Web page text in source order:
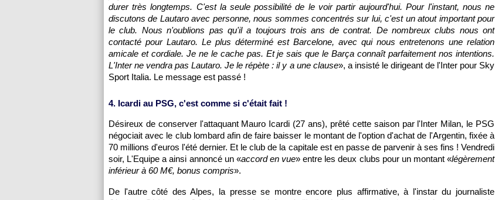
durer très longtemps. C'est la seule possibilité de le voir partir aujourd'hui. Pour l'instant, nous ne
discutons de Lautaro avec personne, nous sommes concentrés sur lui, c'est un atout important pour
le club. Nous n'oublions pas qu'il a toujours trois ans de contrat. De nombreux clubs nous ont
contacté pour Lautaro. Le plus déterminé est Barcelone, avec qui nous entretenons une relation
amicale et cordiale. Je ne le cache pas. Et je sais que le Barça connaît parfaitement nos intentions.
L'Inter ne vendra pas Lautaro. Je le répète : il y a une clause», a insisté le dirigeant de l'Inter pour Sky
Sport Italia. Le message est passé !
4. Icardi au PSG, c'est comme si c'était fait !
Désireux de conserver l'attaquant Mauro Icardi (27 ans), prêté cette saison par l'Inter Milan, le PSG
négociait avec le club lombard afin de faire baisser le montant de l'option d'achat de l'Argentin, fixée à
70 millions d'euros l'été dernier. Et le club de la capitale est en passe de parvenir à ses fins ! Vendredi
soir, L'Equipe a ainsi annoncé un «accord en vue» entre les deux clubs pour un montant «légèrement
inférieur à 60 M€, bonus compris».
De l'autre côté des Alpes, la presse se montre encore plus affirmative, à l'instar du journaliste